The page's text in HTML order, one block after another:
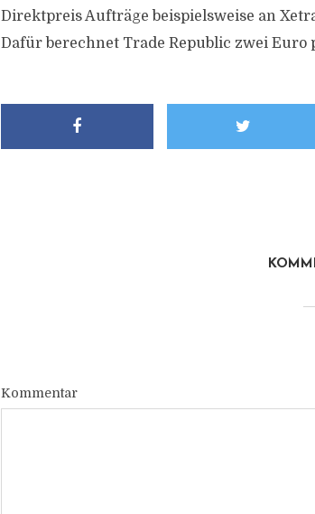
Direktpreis Aufträge beispielsweise an
Dafür berechnet Trade Republic zwei
Kommentar